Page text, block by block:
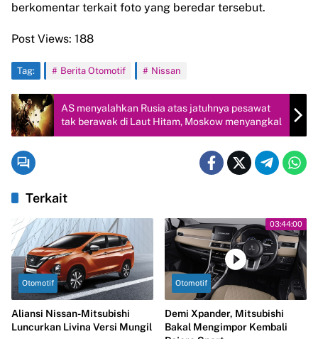
berkomentar terkait foto yang beredar tersebut.
Post Views: 188
Tag: Berita Otomotif Nissan
AS menyalahkan Rusia atas jatuhnya pesawat
tak berawak di Laut Hitam, Moskow menyangkal
Terkait
Otomotif
Aliansi Nissan-Mitsubishi
Luncurkan Livina Versi Mungil
03:44:00
Otomotif
Demi Xpander, Mitsubishi
Bakal Mengimpor Kembali